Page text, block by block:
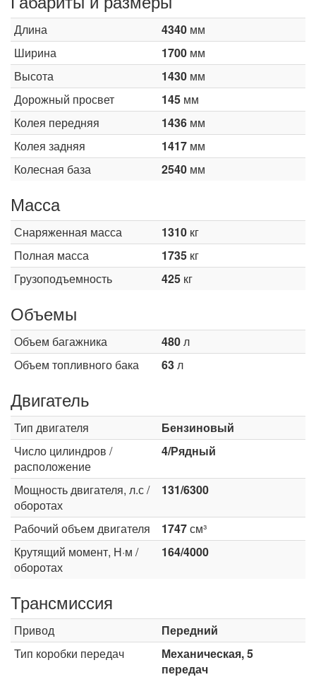
Длина 4340 мм
Ширина
1700 мм
Высота
1430 мм
Дорожный просвет
145 мм
Колея передняя
1436 мм
Колея задняя
1417 мм
Колесная база
2540 мм
Масса
Снаряженная масса 1310 кг
Полная масса
1735 кг
Грузоподъемность
425 кг
Объемы
Объем багажника 480л
Объем топливного бака
63л
Двигатель
Тип двигателя
Бензиновый
Число цилиндров /
расположение
4/Рядный
Мощность двигателя, л.с /
оборотах
131/6300
Рабочий объем двигателя 1747см³
Крутящий момент, Н·м /
оборотах
164/4000
Трансмиссия
Привод
Передний
Тип коробки передач
Механическая, 5
передач